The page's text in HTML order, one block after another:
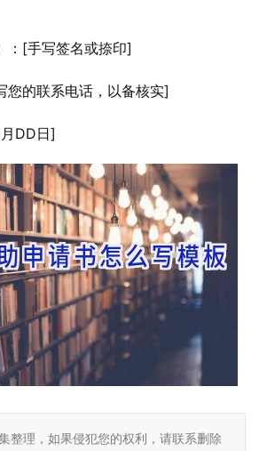
：[手写签名或捺印]
您的联系电话，以备核实]
DD日]
整理，如果侵犯您的权利，请联系删除